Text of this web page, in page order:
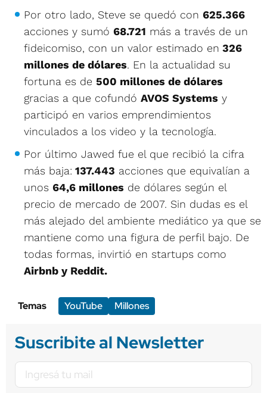
Por otro lado, Steve se quedó con 625.366
acciones y sumó 68.721 más a través de un
fideicomiso, con un valor estimado en 326
millones de dólares. En la actualidad su
fortuna es de 500 millones de dólares
gracias a que cofundó AVOS Systems y
participó en varios emprendimientos
vinculados a los video y la tecnología.
Por último Jawed fue el que recibió la cifra
más baja: 137.443 acciones que equivalían a
unos 64,6 millones de dólares según el
precio de mercado de 2007. Sin dudas es el
más alejado del ambiente mediático ya que se
mantiene como una figura de perfil bajo. De
todas formas, invirtió en startups como
Airbnb y Reddit.
Temas YouTube Millones
Suscribite al Newsletter